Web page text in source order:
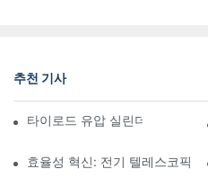
추천 기사
타이로드 유압 실린더의 기능과
효율성 혁신: 전기 텔레스코픽